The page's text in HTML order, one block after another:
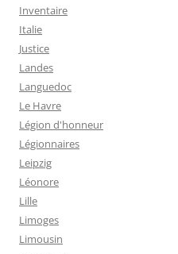
Inventaire
Italie
Justice
Landes
Languedoc
Le Havre
Légion d'honneur
Légionnaires
Leipzig
Léonore
Lille
Limoges
Limousin